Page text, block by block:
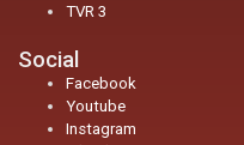
TVR 3
Social
Facebook
Youtube
Instagram